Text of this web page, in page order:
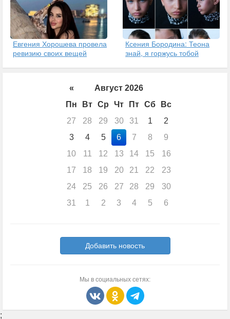
Евгения Хорошева провела
ревизию своих вещей
Ксения Бородина: Теона
знай, я горжусь тобой
«
Август 2026
Пн
Вт Ср Чт Пт Сб
Вс
27
28 29 30 31 1
2
3
4 5 6 7 8
9
10
11 12 13 14 15
16
17
18 19 20 21 22
23
24
25 26 27 28 29
30
31
1 2 3 4 5 6
Добавить новость
Мы в социальных сетях:
;